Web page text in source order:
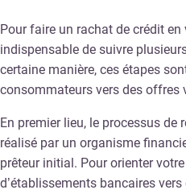
Pour faire un rachat de crédit en
indispensable de suivre
certaine manière, ces étapes
consommateurs vers des offres
En premier lieu, le processus de
réalisé par un organisme
prêteur initial. Pour orienter
d’établissements bancaires